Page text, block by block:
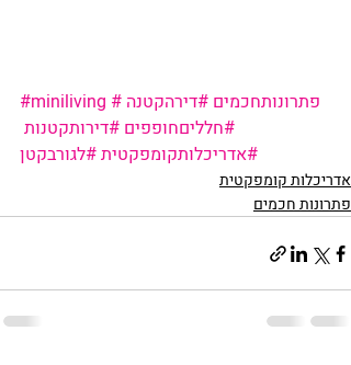
#miniliving #פתרונותחכמים #דירהקטנה
#חלליםחופפים #דירותקטנות
#אדריכלותקומפקטית#לגורבקטן
אדריכלות קומפקטית
פתרונות חכמים